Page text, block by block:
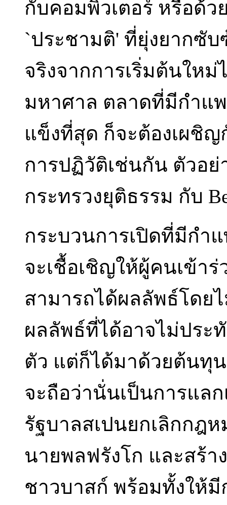
กับคอมพิวเตอร์ หรือด้ว
`ประชามติ' ที่ยุ่งยากซั
จริงจากการเริ่มต้นให
มหาศาล ตลาดที่มีกำแ
แข็งที่สุด ก็จะต้องเผชิ
การปฏิวัติเช่นกัน ตัวอย่
กระทรวงยุติธรรม กับ
กระบวนการเปิดที่มีกำ
จะเชื้อเชิญให้ผู้คนเข้า
สามารถได้ผลลัพธ์โดย
ผลลัพธ์ที่ได้อาจไม่ประ
ตัว แต่ก็ได้มาด้วยต้นทุ
จะถือว่านั่นเป็นการแล
รัฐบาลสเปนยกเลิกกฎ
นายพลฟรังโก และสร้า
ชาวบาสก์ พร้อมทั้งให้